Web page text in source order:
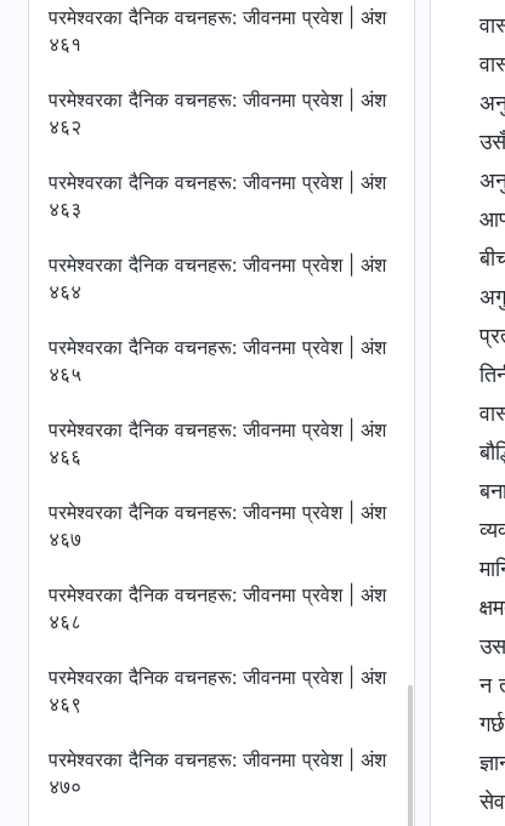
परमेश्‍वरका दैनिक वचनहरू: जीवनमा प्रवेश | अंश
४६१
परमेश्‍वरका दैनिक वचनहरू: जीवनमा प्रवेश | अंश
४६२
परमेश्‍वरका दैनिक वचनहरू: जीवनमा प्रवेश | अंश
४६३
परमेश्‍वरका दैनिक वचनहरू: जीवनमा प्रवेश | अंश
४६४
परमेश्‍वरका दैनिक वचनहरू: जीवनमा प्रवेश | अंश
४६५
परमेश्‍वरका दैनिक वचनहरू: जीवनमा प्रवेश | अंश
४६६
परमेश्‍वरका दैनिक वचनहरू: जीवनमा प्रवेश | अंश
४६७
परमेश्‍वरका दैनिक वचनहरू: जीवनमा प्रवेश | अंश
४६८
परमेश्‍वरका दैनिक वचनहरू: जीवनमा प्रवेश | अंश
४६९
परमेश्‍वरका दैनिक वचनहरू: जीवनमा प्रवेश | अंश
४७०
न